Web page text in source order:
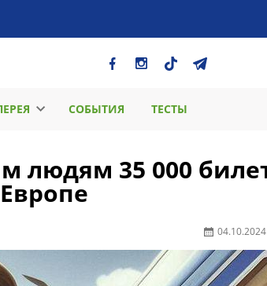
СОБЫТИЯ ТЕСТЫ
людям 35 000
04.10.2024